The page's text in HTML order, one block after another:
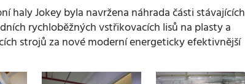
haly Jokey byla navržena náhrada části stávajících
rychloběžných vstřikovacích lisů na plasty a
strojů za nové moderní energeticky efektivnější